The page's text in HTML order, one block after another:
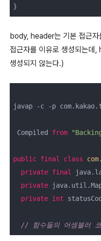
}
body, header는 기본 접근
접근자를 이유로 생성되는데
생성되지 않는다.)
javap -c -p
Compiled from
public final class com.
private final
private
private int
// 함수들의 어셈블러